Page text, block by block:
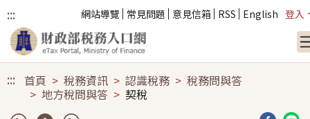
::: 網站導覽 常見問題 意見信箱 RSS English 登入
::: 首頁 稅務資訊 認識稅務
稅務問與答
地方稅問與答
契稅